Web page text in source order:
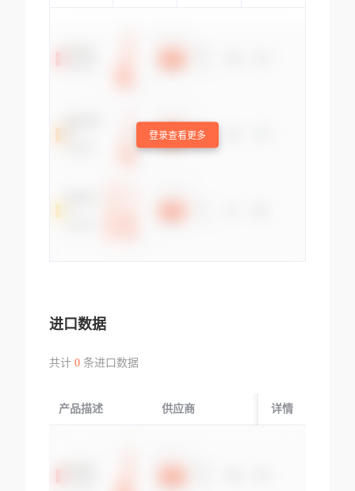
登录查看更多
进口数据
共计 0条进口数据
产品描述 供应商 起运国/地区
详情